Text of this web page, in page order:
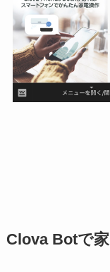
Clova Botで